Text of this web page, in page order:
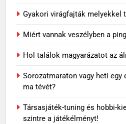
Gyakori virágfajták melyekkel
Miért vannak veszélyben a
Hol találok magyarázatot az
Sorozatmaraton vagy heti egy
ma tévét?
Társasjáték-tuning és hobbi-
szintre a játékélményt!
MINDENNAPOK
2
levele?
OTTHON
Így